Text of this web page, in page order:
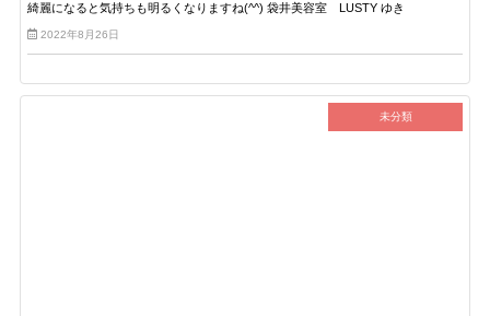
綺麗になると気持ちも明るくなりますね(^^) 袋井美容室 LUSTY ゆき
2022年8月26日
未分類